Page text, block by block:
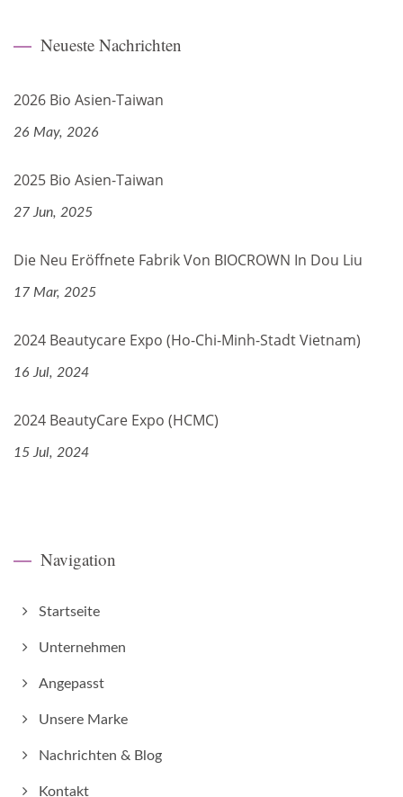
Neueste Nachrichten
2026 Bio Asien-Taiwan
26 May, 2026
2025 Bio Asien-Taiwan
27 Jun, 2025
Die Neu Eröffnete Fabrik Von BIOCROWN In Dou Liu
17 Mar, 2025
2024 Beautycare Expo (Ho-Chi-Minh-Stadt Vietnam)
16 Jul, 2024
2024 BeautyCare Expo (HCMC)
15 Jul, 2024
Navigation
Startseite
Unternehmen
Angepasst
Unsere Marke
Nachrichten & Blog
Kontakt